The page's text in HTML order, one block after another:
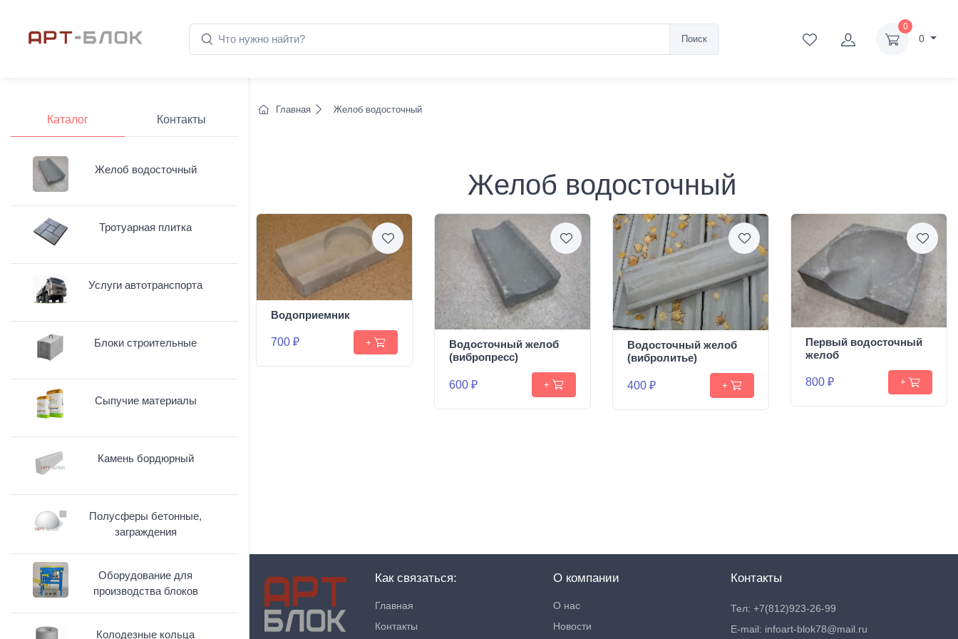
Поиск
0
0
Главная Желоб водосточный
Желоб водосточный
Водоприемник
700 ₽ +
Водосточный желоб
(вибропресс)
600 ₽ +
Водосточный желоб
(вибролитье)
400 ₽ +
Первый водосточный
желоб
800 ₽ +
Каталог Контакты
Желоб водосточный
Тротуарная плитка
Услуги автотранспорта
Блоки строительные
Сыпучие материалы
Камень бордюрный
Полусферы бетонные,
заграждения
Оборудование для
производства блоков
Колодезные кольца
Как связаться:
Главная
Контакты
О компании
О нас
Новости
Контакты
Тел: +7(812)923-26-99
E-mail: infoart-blok78@mail.ru